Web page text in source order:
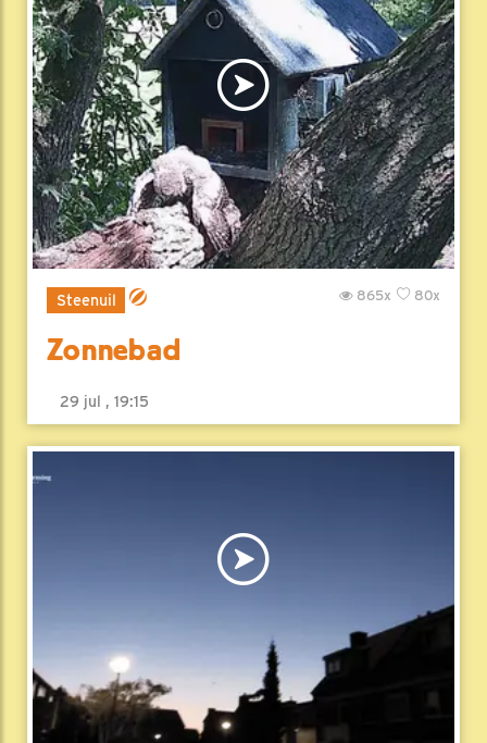
Steenuil 80x
865x
Zonnebad
29 jul , 19:15